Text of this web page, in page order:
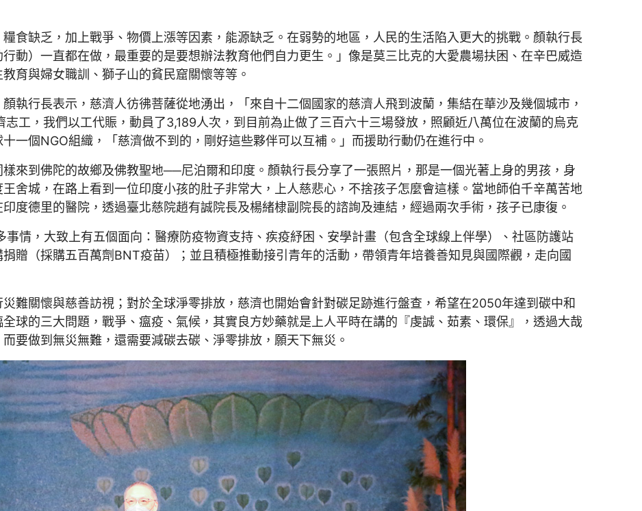
食缺乏，加上戰爭、物價上漲等因素，能源缺乏。在弱勢的地區，人民的生活陷入更大的挑戰。顏執行長
動）一直都在做，最重要的是要想辦法教育他們自力更生。」像是莫三比克的大愛農場扶困、在辛巴威造
育與婦女職訓、獅子山的貧民窟關懷等等。
執行長表示，慈濟人彷彿菩薩從地湧出，「來自十二個國家的慈濟人飛到波蘭，集結在華沙及幾個城市，
工，我們以工代賑，動員了3,189人次，到目前為止做了三百六十三場發放，照顧近八萬位在波蘭的烏克
一個NGO組織，「慈濟做不到的，剛好這些夥伴可以互補。」而援助行動仍在進行中。
樣來到佛陀的故鄉及佛教聖地──尼泊爾和印度。顏執行長分享了一張照片，那是一個光著上身的男孩，身
舍城，在路上看到一位印度小孩的肚子非常大，上人慈悲心，不捨孩子怎麼會這樣。當地師伯千辛萬苦地
度德里的醫院，透過臺北慈院趙有誠院長及楊緒棣副院長的諮詢及連結，經過兩次手術，孩子已康復。
情，大致上有五個面向：醫療防疫物資支持、疾疫紓困、安學計畫（包含全球線上伴學）、社區防護站
捐贈（採購五百萬劑BNT疫苗）；並且積極推動接引青年的活動，帶領青年培養善知見與國際觀，走向國
難關懷與慈善訪視；對於全球淨零排放，慈濟也開始會針對碳足跡進行盤查，希望在2050年達到碳中和
球的三大問題，戰爭、瘟疫、氣候，其實良方妙藥就是上人平時在講的『虔誠、茹素、環保』，透過大哉
要做到無災無難，還需要減碳去碳、淨零排放，願天下無災。